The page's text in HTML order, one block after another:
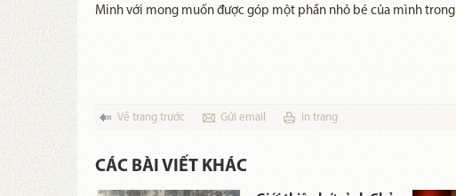
Minh với mong muốn được góp một phần nhỏ bé của mình
Về trang trước Gửi email in trang
CÁC BÀI VIẾT KHÁC